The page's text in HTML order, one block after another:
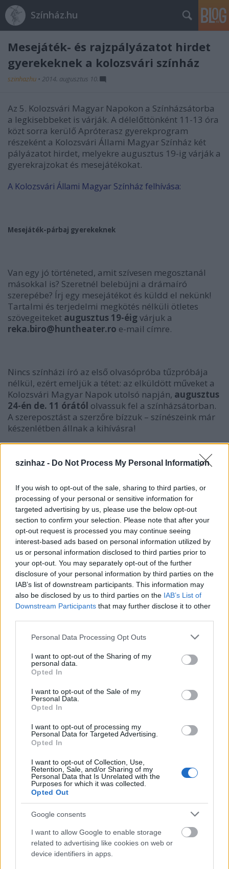
szinhaz - Do Not Process My Personal Information
If you wish to opt-out of the sale, sharing to third parties, or
processing of your personal or sensitive information for
targeted advertising by us, please use the below opt-out
section to confirm your selection. Please note that after your
opt-out request is processed you may continue seeing
interest-based ads based on personal information utilized by
us or personal information disclosed to third parties prior to
your opt-out. You may separately opt-out of the further
disclosure of your personal information by third parties on the
IAB’s list of downstream participants. This information may
also be disclosed by us to third parties on the IAB’s List of
Downstream Participants that may further disclose it to other
Please note that this website/app uses one or more Google
not limited to your visit or usage behaviour. You may click to
grant or deny consent to Google and its third-party tags to
use your data for below specified purposes in below Google
consent section.
Personal Data Processing Opt Outs
I want to opt-out of the Sharing of my
personal data.
Opted In
I want to opt-out of the Sale of my
Personal Data.
Opted In
I want to opt-out of processing my
Personal Data for Targeted Advertising.
Opted In
I want to opt-out of Collection, Use,
Retention, Sale, and/or Sharing of my
Personal Data that Is Unrelated with the
Purposes for which it was collected.
Opted Out
Google consents
I want to allow Google to enable storage
related to advertising like cookies on web or
device identifiers in apps.
Színház.hu
Mesejáték- és rajzpályázatot hirdet
gyerekeknek a kolozsvári színház
szinhazhu • 2014. augusztus 10.
Az 5. Kolozsvári Magyar Napokon a Színházsátorba
a legkisebbeket is várják. A délelőttönként 11-13 óra
közt sorra kerülő Apróterasz gyerekprogram
részeként a Kolozsvári Állami Magyar Színház két
pályázatot hirdet, melyekre augusztus 19-ig várják a
gyerekrajzokat és mesejátékokat.
A Kolozsvári Állami Magyar Színház felhívása:
Mesejáték-párbaj gyerekeknek
Van egy jó történeted, amit szívesen megosztanál
másokkal is? Szeretnél belebújni a drámaíró
szerepébe? Írj egy mesejátékot és küldd el nekünk!
Tartalmi és terjedelmi megkötés nélküli ötletes
szövegeiteket augusztus 19-éigvárjuk a
reka.biro@huntheater.ro e-mail címre.
Nincs színházi író az első olvasópróba tűzpróbája
nélkül, ezért emeljük a tétet: az elküldött műveket a
Kolozsvári Magyar Napok utolsó napján, augusztus
24-én de. 11 órától olvassuk fel a színházsátorban.
A szereposztást a szerzőre bízzuk – színészeink már
készenlétben állnak a kihívásra!
vezényelt gyerekzsűri feladata lesz kiválasztani a
legjobbakat. A sátorban a legtekintélyesebb díjak
várnak kiosztásra; többek között a Nagy Körmölés,
az Acél Tollforgató és a Betűvető Lovag díjért
párbajozhatnak a résztvevők.
A mű utóéletéről a Napsugár kiadó gondoskodik: a
című kiadvány hasábjain láthat napvilágot.
Tervezz Óz birodalmat!